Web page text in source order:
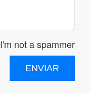
I'm not a spammer
ENVIAR